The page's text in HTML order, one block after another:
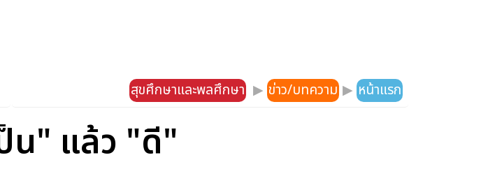
สุขศึกษาและพลศึกษา ▶ ข่าว/บทความ ▶ หน้าแรก
น" แล้ว "ดี"